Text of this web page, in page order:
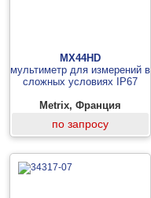
MX44HD
мультиметр для измерений в
сложных условиях IP67
Metrix, Франция
по запросу